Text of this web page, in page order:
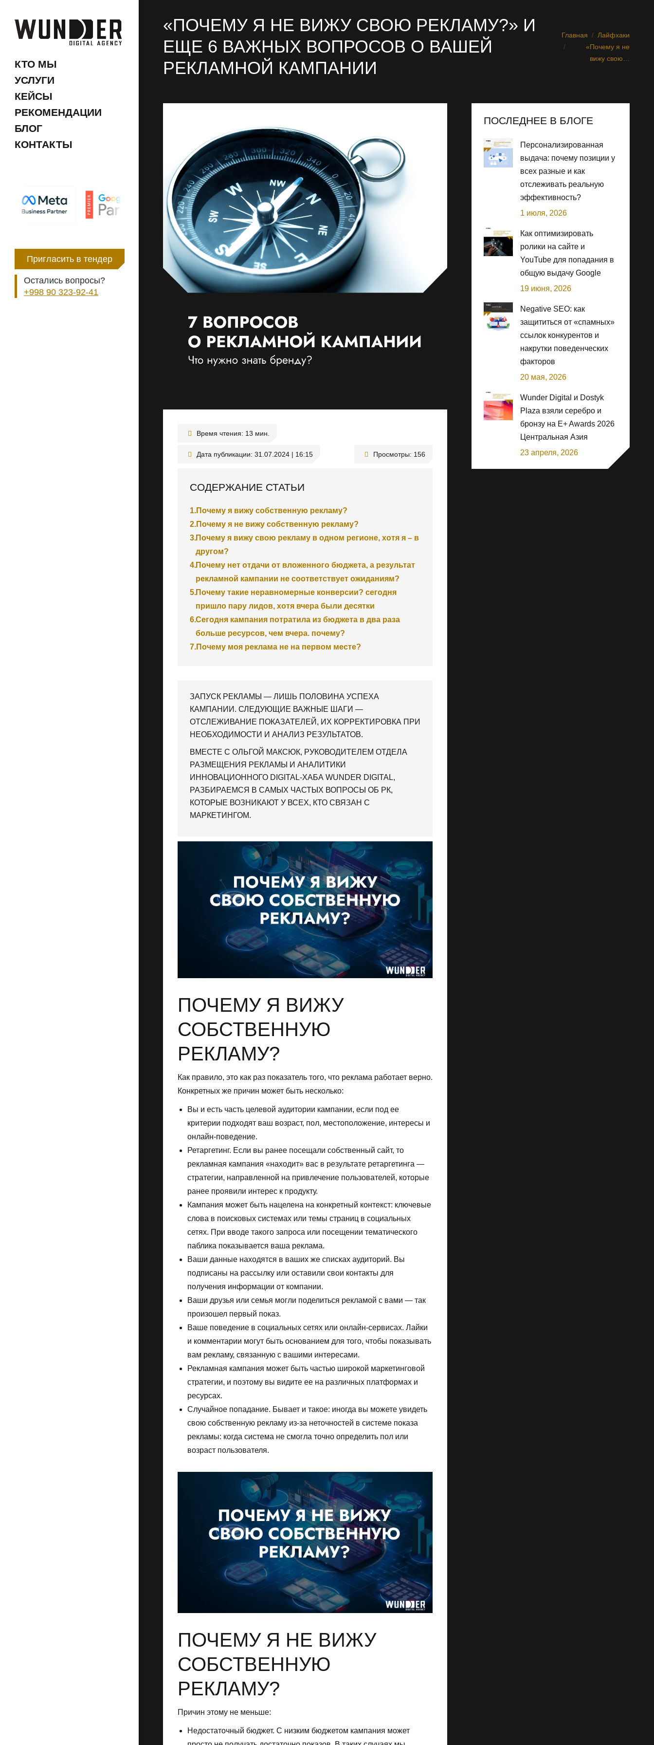
КТО МЫ
УСЛУГИ
КЕЙСЫ
РЕКОМЕНДАЦИИ
БЛОГ
КОНТАКТЫ
Пригласить в тендер
Остались вопросы?
+998 90 323-92-41
«ПОЧЕМУ Я НЕ ВИЖУ СВОЮ РЕКЛАМУ?» И
ЕЩЕ 6 ВАЖНЫХ ВОПРОСОВ О ВАШЕЙ
РЕКЛАМНОЙ КАМПАНИИ
Вы здесь:
Главная
Лайфхаки
«Почему я не
вижу свою…
Время чтения:
Дата публикации: 31.07.2024 | 16:15 Просмотры: 156
СОДЕРЖАНИЕ СТАТЬИ
1.Почему я вижу собственную рекламу?
2.Почему я не вижу собственную рекламу?
3.Почему я вижу свою рекламу в одном регионе, хотя я – в
другом?
4.Почему нет отдачи от вложенного бюджета, а результат
рекламной кампании не соответствует ожиданиям?
5.Почему такие неравномерные конверсии? сегодня
пришло пару лидов, хотя вчера были десятки
6.Сегодня кампания потратила из бюджета в два раза
больше ресурсов, чем вчера. почему?
7.Почему моя реклама не на первом месте?
ЗАПУСК РЕКЛАМЫ — ЛИШЬ ПОЛОВИНА УСПЕХА
КАМПАНИИ. СЛЕДУЮЩИЕ ВАЖНЫЕ ШАГИ —
ОТСЛЕЖИВАНИЕ ПОКАЗАТЕЛЕЙ, ИХ КОРРЕКТИРОВКА ПРИ
НЕОБХОДИМОСТИ И АНАЛИЗ РЕЗУЛЬТАТОВ.
ВМЕСТЕ С ОЛЬГОЙ МАКСЮК, РУКОВОДИТЕЛЕМ ОТДЕЛА
РАЗМЕЩЕНИЯ РЕКЛАМЫ И АНАЛИТИКИ
ИННОВАЦИОННОГО DIGITAL-ХАБА WUNDER DIGITAL,
РАЗБИРАЕМСЯ В САМЫХ ЧАСТЫХ ВОПРОСЫ ОБ РК,
КОТОРЫЕ ВОЗНИКАЮТ У ВСЕХ, КТО СВЯЗАН С
МАРКЕТИНГОМ.
ПОЧЕМУ Я ВИЖУ
СОБСТВЕННУЮ
РЕКЛАМУ?
Как правило, это как раз показатель того, что реклама работает верно.
Конкретных же причин может быть несколько:
Вы и есть часть целевой аудитории кампании, если под ее
критерии подходят ваш возраст, пол, местоположение, интересы и
онлайн-поведение.
Ретаргетинг. Если вы ранее посещали собственный сайт, то
рекламная кампания «находит» вас в результате ретаргетинга —
стратегии, направленной на привлечение пользователей, которые
ранее проявили интерес к продукту.
Кампания может быть нацелена на конкретный контекст: ключевые
слова в поисковых системах или темы страниц в социальных
сетях. При вводе такого запроса или посещении тематического
паблика показывается ваша реклама.
Ваши данные находятся в ваших же списках аудиторий. Вы
подписаны на рассылку или оставили свои контакты для
получения информации от компании.
Ваши друзья или семья могли поделиться рекламой с вами — так
произошел первый показ.
Ваше поведение в социальных сетях или онлайн-сервисах. Лайки
и комментарии могут быть основанием для того, чтобы показывать
вам рекламу, связанную с вашими интересами.
Рекламная кампания может быть частью широкой маркетинговой
стратегии, и поэтому вы видите ее на различных платформах и
ресурсах.
Случайное попадание. Бывает и такое: иногда вы можете увидеть
свою собственную рекламу из-за неточностей в системе показа
рекламы: когда система не смогла точно определить пол или
возраст пользователя.
ПОЧЕМУ Я НЕ ВИЖУ
СОБСТВЕННУЮ
РЕКЛАМУ?
Причин этому не меньше:
Недостаточный бюджет. С низким бюджетом кампания может
ПОСЛЕДНЕЕ В БЛОГЕ
Персонализированная
выдача: почему позиции у
всех разные и как
отслеживать реальную
эффективность?
1 июля, 2026
Как оптимизировать
ролики на сайте и
YouTube для попадания в
общую выдачу Google
19 июня, 2026
Negative SEO: как
защититься от «спамных»
ссылок конкурентов и
накрутки поведенческих
факторов
20 мая, 2026
Wunder Digital и Dostyk
Plaza взяли серебро и
бронзу на E+ Awards 2026
Центральная Азия
23 апреля, 2026